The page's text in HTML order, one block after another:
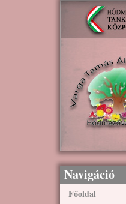
Ugrás a tartalomra
Navigáció
Főoldal